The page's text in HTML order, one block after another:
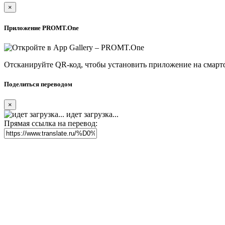
×
Приложение PROMT.One
Отсканируйте QR-код, чтобы установить приложение на
Поделиться переводом
×
идет загрузка...
Прямая ссылка на перевод: